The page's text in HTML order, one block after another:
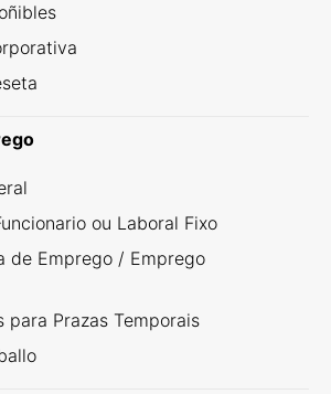
ou Laboral Fixo
de Emprego / Emprego
para Prazas Temporais